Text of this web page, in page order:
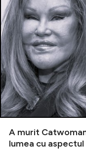
A murit
lumea cu